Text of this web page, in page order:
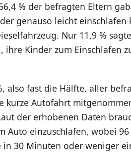
% der befragten Eltern
genauso leicht
Nur 11,9 %
ihre Kinder zum Einschlafen
also fast die Hälfte, aller
kurze Autofahrt
der erhobenen Daten
Auto einzuschlafen, wobei
in 30 Minuten oder weniger